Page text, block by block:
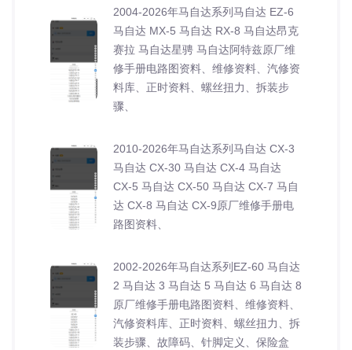
2004-2026年马自达系列马自达 EZ-6
马自达 MX-5 马自达 RX-8 马自达昂克
赛拉 马自达星骋 马自达阿特兹原厂维
修手册电路图资料、维修资料、汽修资
料库、正时资料、螺丝扭力、拆装步
骤、
2010-2026年马自达系列马自达 CX-3
马自达 CX-30 马自达 CX-4 马自达
CX-5 马自达 CX-50 马自达 CX-7 马自
达 CX-8 马自达 CX-9原厂维修手册电
路图资料、
2002-2026年马自达系列EZ-60 马自达
2 马自达 3 马自达 5 马自达 6 马自达 8
原厂维修手册电路图资料、维修资料、
汽修资料库、正时资料、螺丝扭力、拆
装步骤、故障码、针脚定义、保险盒